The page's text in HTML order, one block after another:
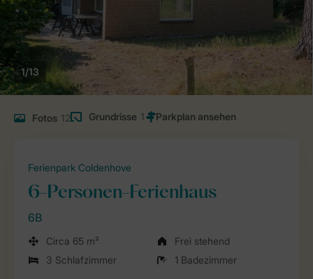
1/13
Fotos 12 Grundrisse 1
Ferienpark Coldenhove
6-Personen-Ferienhaus
6B
Circa 65 m²
Frei stehend
3 Schlafzimmer
1 Badezimmer